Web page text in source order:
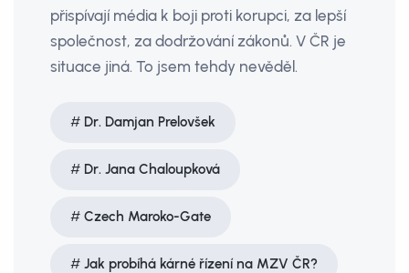
přispívají média k boji proti korupci, za lepší
společnost, za dodržování zákonů. V ČR je
situace jiná. To jsem tehdy nevěděl.
Dr. Damjan Prelovšek
Dr. Jana Chaloupková
Czech Maroko-Gate
Jak probíhá kárné řízení na MZV ČR?